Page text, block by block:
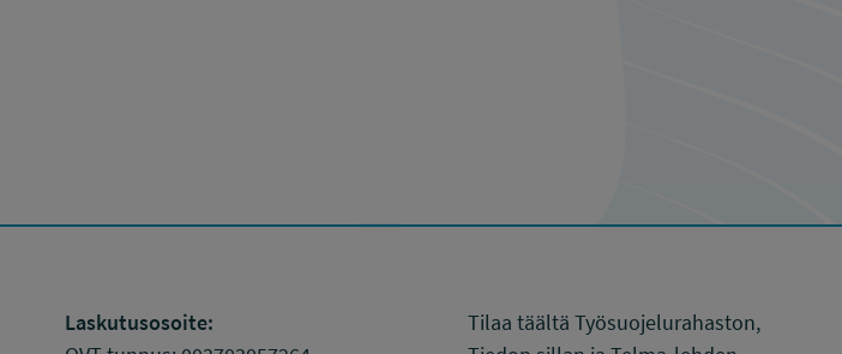
Laskutusosoite:
Tilaa täältä Työsuojelurahaston,